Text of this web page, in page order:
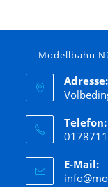
Modellbahn
Adresse:
Telefon:
E-Mail: